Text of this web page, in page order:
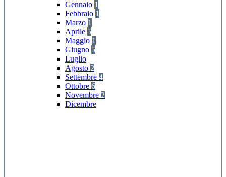
Gennaio 1
Febbraio 1
Marzo 1
Aprile 5
Maggio 1
Giugno 5
Luglio
Agosto 2
Settembre 4
Ottobre 6
Novembre 2
Dicembre